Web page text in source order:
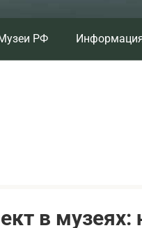
РФ
в музеях: